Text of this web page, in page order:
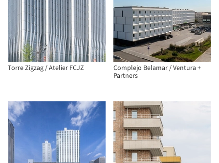
Torre Zigzag / Atelier FCJZ
Complejo Belamar / Ventura +
Partners